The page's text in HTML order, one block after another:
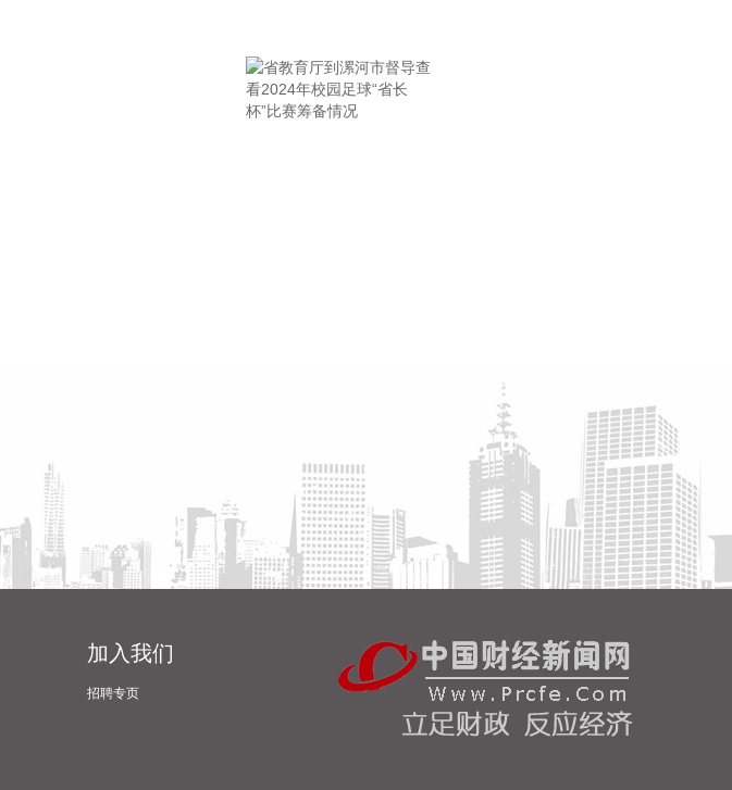
硬仗。
2026-08-08 16:31:27
大部将有大到暴雨，其中上海南部、浙江东部有特大
暴雨，局地日降雨量将达到400毫米甚至500毫米以
2026-08-08 15:54:28
8月8日，记者从上海轮渡获悉，因受今年第13号台
风“白海豚”影响，截至13时58分，上海轮渡已全线停
航。
8月7日，随着最后一段沥青路面完成摊铺，由中铁五
局承建的京昆高速广（元）绵（阳）段扩容工程主线
路面63.879公里顺利贯通，标志着该段主线路面贯通
过半。广绵高速扩容项目全长约124公里，是国家“十
座
加入我们
招聘专页